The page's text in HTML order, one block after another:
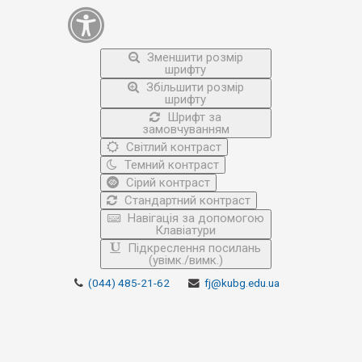
Зменшити розмір
шрифту
Збільшити розмір
шрифту
Шрифт за
замовчуванням
Світлий контраст
Темний контраст
Сірий контраст
Стандартний контраст
Навігація за допомогою
Клавіатури
Підкреслення посилань
(увімк./вимк.)
(044) 485-21-62 fj@kubg.edu.ua